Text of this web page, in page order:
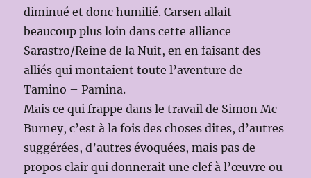
diminué et donc humilié. Carsen allait
beaucoup plus loin dans cette alliance
Sarastro/Reine de la Nuit, en en faisant des
alliés qui montaient toute l’aventure de
Tamino – Pamina.
Mais ce qui frappe dans le travail de Simon Mc
Burney, c’est à la fois des choses dites, d’autres
suggérées, d’autres évoquées, mais pas de
propos clair qui donnerait une clef à l’œuvre ou